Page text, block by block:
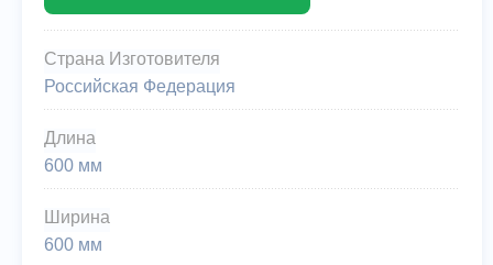
Страна Изготовителя
Российская Федерация
Длина
600 мм
Ширина
600 мм